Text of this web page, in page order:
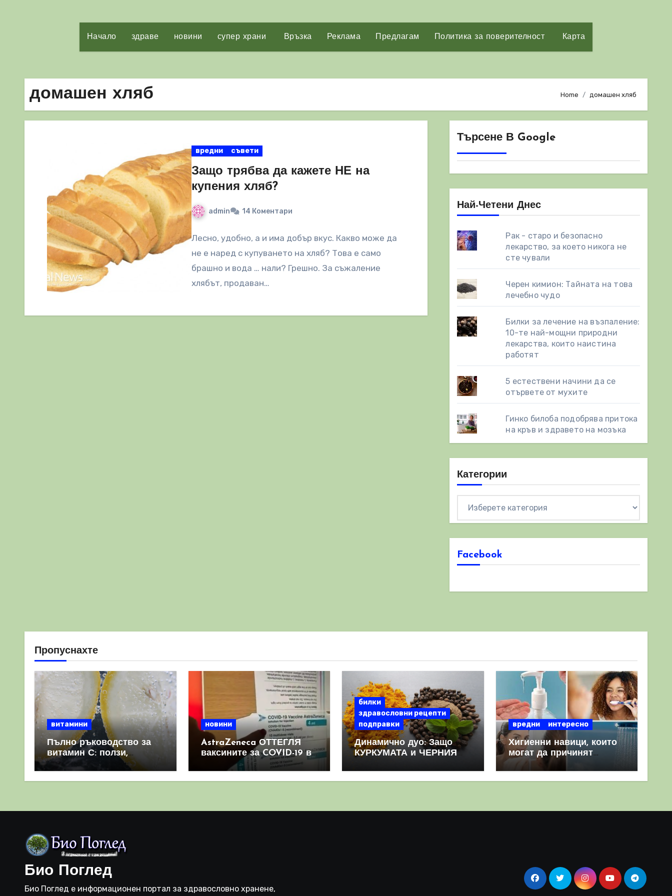
Начало здраве новини супер храни Връзка Реклама Предлагам Политика за поверителност Карта
домашен хляб Home домашен хляб
вредни съвети
Защо трябва да кажете НЕ на
купения хляб?
admin 14 Коментари
Лесно, удобно, а и има добър вкус. Какво може да
не е наред с купуването на хляб? Това е само
брашно и вода … нали? Грешно. За съжаление
хлябът, продаван…
Търсене В Google
Най-Четени Днес
Рак - старо и безопасно
лекарство, за което никога не
сте чували
Черен кимион: Тайната на това
лечебно чудо
Билки за лечение на възпаление:
10-те най-мощни природни
лекарства, които наистина
работят
5 естествени начини да се
отървете от мухите
Гинко билоба подобрява притока
на кръв и здравето на мозъка
Категории
Facebook
Пропуснахте
витамини
Пълно ръководство за
витамин С: ползи,
източници и защо е
важен за имунната
новини
AstraZeneca ОТТЕГЛЯ
ваксините за COVID-19 в
световен мащаб, след
като призна, че те
билки
здравословни рецепти
подправки
Динамично дуо: Защо
КУРКУМАТА и ЧЕРНИЯ
комбинация
вредни интересно
Хигиенни навици, които
могат да причинят
повече вреда, отколкото
полза
Био Поглед
Био Поглед е информационен портал за здравословно хранене,